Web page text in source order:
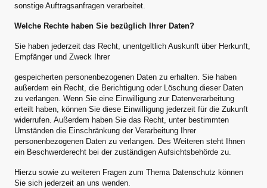
sonstige Auftragsanfragen verarbeitet.
Welche Rechte haben Sie bezüglich Ihrer Daten?
Sie haben jederzeit das Recht, unentgeltlich Auskunft über Herkunft,
Empfänger und Zweck Ihrer
gespeicherten personenbezogenen Daten zu erhalten. Sie haben
außerdem ein Recht, die Berichtigung oder Löschung dieser Daten
zu verlangen. Wenn Sie eine Einwilligung zur Datenverarbeitung
erteilt haben, können Sie diese Einwilligung jederzeit für die Zukunft
widerrufen. Außerdem haben Sie das Recht, unter bestimmten
Umständen die Einschränkung der Verarbeitung Ihrer
personenbezogenen Daten zu verlangen. Des Weiteren steht Ihnen
ein Beschwerderecht bei der zuständigen Aufsichtsbehörde zu.
Hierzu sowie zu weiteren Fragen zum Thema Datenschutz können
Sie sich jederzeit an uns wenden.